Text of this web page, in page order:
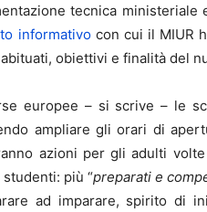
tecnica
informativocon cui il MIUR
obiettivi e finalità del
europee – si scrive – le
ampliare gli orari di
azioni per gli adulti
più “preparati e
ad imparare, spirito di